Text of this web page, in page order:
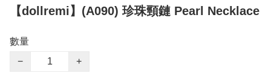
【dollremi】(A090) 珍珠頸鏈 Pearl Necklace
數量
−
+